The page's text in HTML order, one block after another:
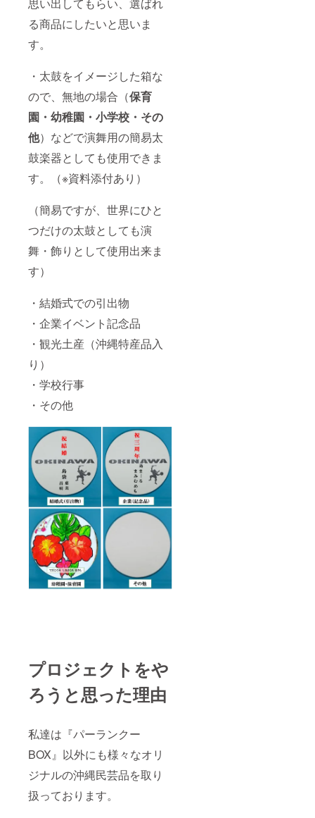
る商品にしたいと思いま
す。
・太鼓をイメージした箱な
ので、無地の場合（保育
園・幼稚園・小学校・その
他）などで演舞用の簡易太
鼓楽器としても使用できま
す。（※資料添付あり）
（簡易ですが、世界にひと
つだけの太鼓としても演
舞・飾りとして使用出来ま
す）
・結婚式での引出物
・企業イベント記念品
・観光土産（沖縄特産品入
り）
・学校行事
・その他
プロジェクトをや
ろうと思った理由
私達は『パーランクー
BOX』以外にも様々なオリ
ジナルの沖縄民芸品を取り
扱っております。